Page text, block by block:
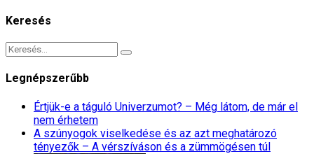
Keresés
Legnépszerűbb
Értjük-e a táguló Univerzumot? – Még látom, de már el
nem érhetem
A szúnyogok viselkedése és az azt meghatározó
tényezők – A vérszíváson és a zümmögésen túl